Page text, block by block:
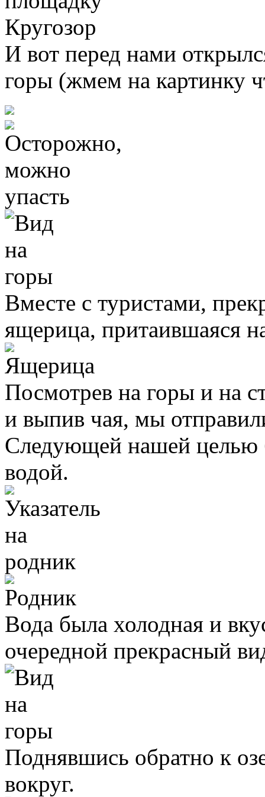
И вот перед нами
горы (жмем на картинку
Вместе с туристами,
ящерица, притаившаяся
Посмотрев на горы и на
и выпив чая, мы
Следующей нашей целью
водой.
Вода была холодная и
очередной прекрасный
Поднявшись обратно к
вокруг.